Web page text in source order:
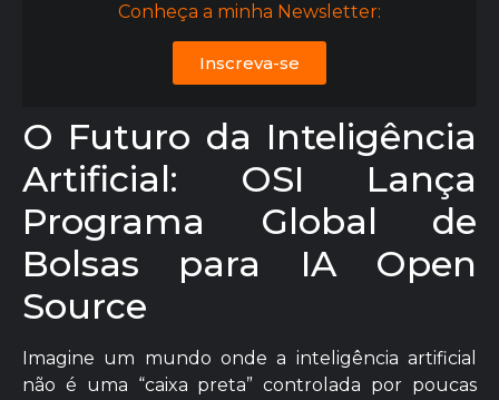
Conheça a minha Newsletter:
Inscreva-se
O Futuro da Inteligência
Artificial: OSI Lança
Programa Global de
Bolsas para IA Open
Source
Imagine um mundo onde a inteligência artificial
não é uma “caixa preta” controlada por poucas